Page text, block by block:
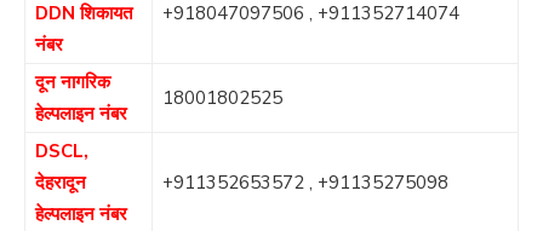
DDN शिकायत
नंबर
+918047097506 , +911352714074
दून नागरिक
हेल्पलाइन नंबर
18001802525
DSCL,
देहरादून
हेल्पलाइन नंबर
+911352653572 , +91135275098